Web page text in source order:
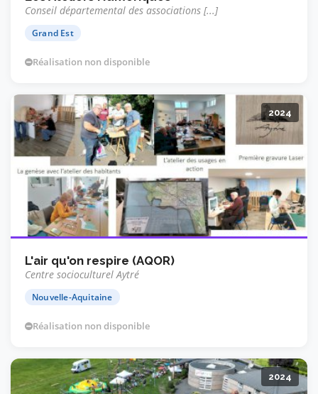
Conseil départemental des associations [...]
Grand Est
Réalisation non disponible
2024
L'air qu'on respire (AQOR)
Centre socioculturel Aytré
Nouvelle-Aquitaine
Réalisation non disponible
2024